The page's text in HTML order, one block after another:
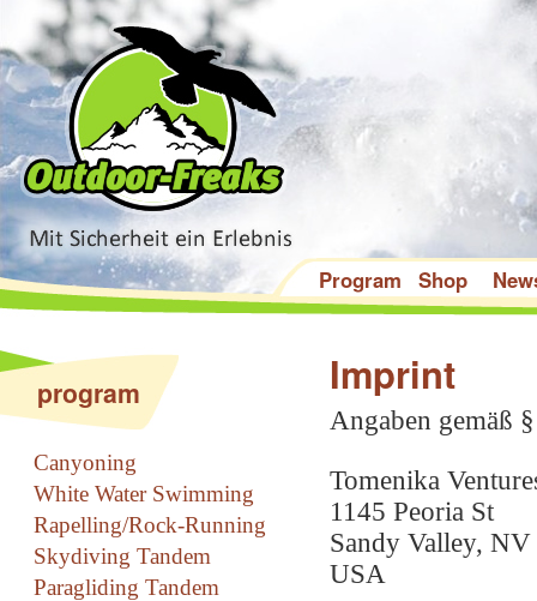
Program Shop
program
Canyoning
White Water Swimming
Rapelling/Rock-Running
Skydiving Tandem
Paragliding Tandem
Imprint
Angaben gemäß
Tomenika
1145 Peoria St
Sandy Valley,
USA